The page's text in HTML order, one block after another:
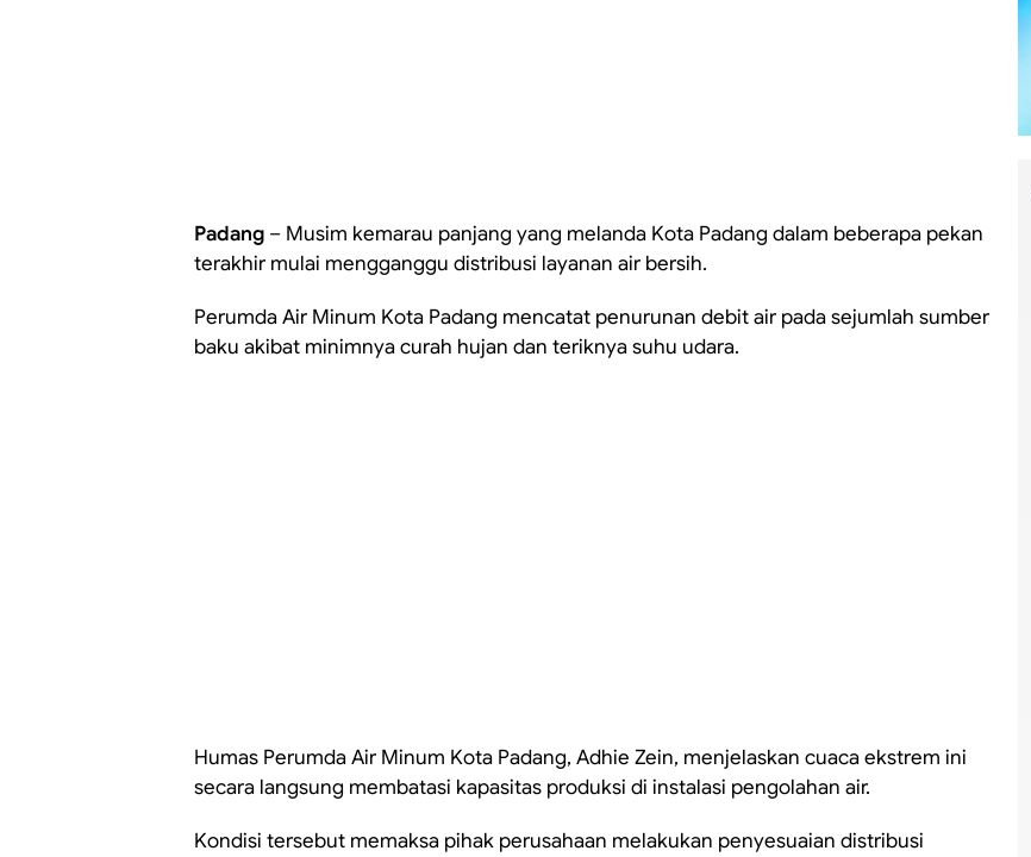
Padang – Musim kemarau panjang yang melanda Kota Padang dalam beberapa pekan
terakhir mulai mengganggu distribusi layanan air bersih.
Perumda Air Minum Kota Padang mencatat penurunan debit air pada sejumlah sumber
baku akibat minimnya curah hujan dan teriknya suhu udara.
Humas Perumda Air Minum Kota Padang, Adhie Zein, menjelaskan cuaca ekstrem ini
secara langsung membatasi kapasitas produksi di instalasi pengolahan air.
Kondisi tersebut memaksa pihak perusahaan melakukan penyesuaian distribusi